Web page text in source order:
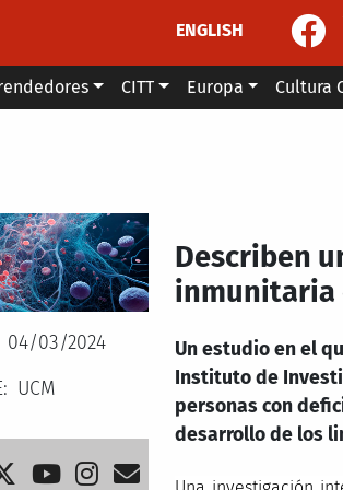
ENGLISH
CITT Europa Cultura
04/03/2024
UCM
Describen
inmunitaria
Un estudio en el
Instituto de
personas con
desarrollo de los